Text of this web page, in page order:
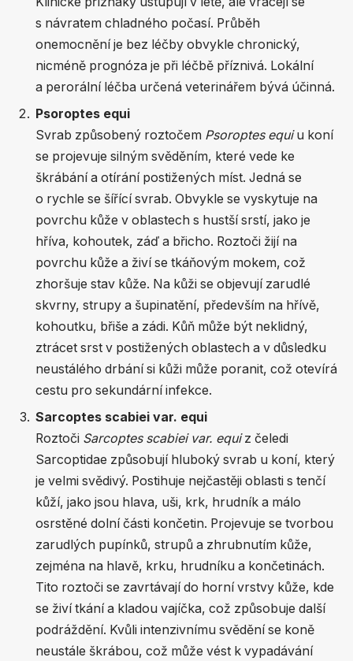
s návratem chladného počasí. Průběh
onemocnění je bez léčby obvykle chronický,
nicméně prognóza je při léčbě příznivá. Lokální
a perorální léčba určená veterinářem bývá účinná.
Psoroptes equi
Svrab způsobený roztočem Psoroptes equiu koní
se projevuje silným svěděním, které vede ke
škrábání a otírání postižených míst. Jedná se
o rychle se šířící svrab. Obvykle se vyskytuje na
povrchu kůže v oblastech s hustší srstí, jako je
hříva, kohoutek, záď a břicho. Roztoči žijí na
povrchu kůže a živí se tkáňovým mokem, což
zhoršuje stav kůže. Na kůži se objevují zarudlé
skvrny, strupy a šupinatění, především na hřívě,
kohoutku, břiše a zádi. Kůň může být neklidný,
ztrácet srst v postižených oblastech a v důsledku
neustálého drbání si kůži může poranit, což otevírá
cestu pro sekundární infekce.
Sarcoptes scabiei var. equi
Roztoči Sarcoptes scabiei var. equiz čeledi
Sarcoptidae způsobují hluboký svrab u koní, který
je velmi svědivý. Postihuje nejčastěji oblasti s tenčí
kůží, jako jsou hlava, uši, krk, hrudník a málo
osrstěné dolní části končetin. Projevuje se tvorbou
zarudlých pupínků, strupů a zhrubnutím kůže,
zejména na hlavě, krku, hrudníku a končetinách.
Tito roztoči se zavrtávají do horní vrstvy kůže, kde
se živí tkání a kladou vajíčka, což způsobuje další
podráždění. Kvůli intenzivnímu svědění se koně
neustále škrábou, což může vést k vypadávání